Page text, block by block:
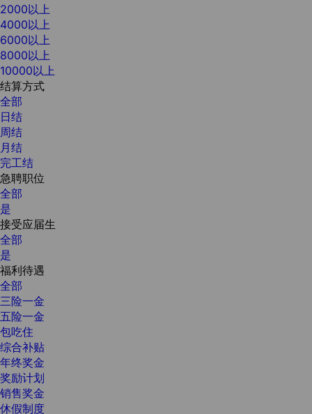
2000以上
4000以上
6000以上
8000以上
10000以上
结算方式
全部
日结
周结
月结
完工结
急聘职位
全部
是
接受应届生
全部
是
福利待遇
全部
三险一金
五险一金
包吃住
综合补贴
年终奖金
奖励计划
销售奖金
休假制度